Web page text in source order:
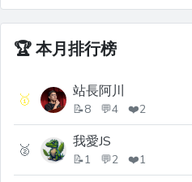
🏆本月排行榜
🥇 站長阿川
📝8 💬4 ❤️2
🥈 我愛JS
📝1 💬2 ❤️1